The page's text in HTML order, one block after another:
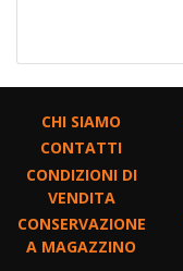
CHI SIAMO
CONTATTI
CONDIZIONI DI
VENDITA
CONSERVAZIONE
A MAGAZZINO